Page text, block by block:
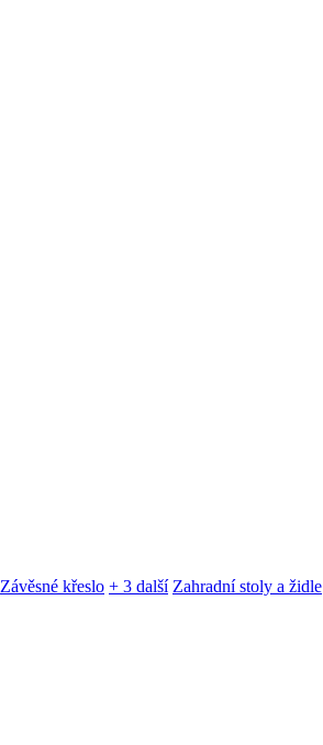
Závěsné křeslo + 3 další Zahradní stoly a židle